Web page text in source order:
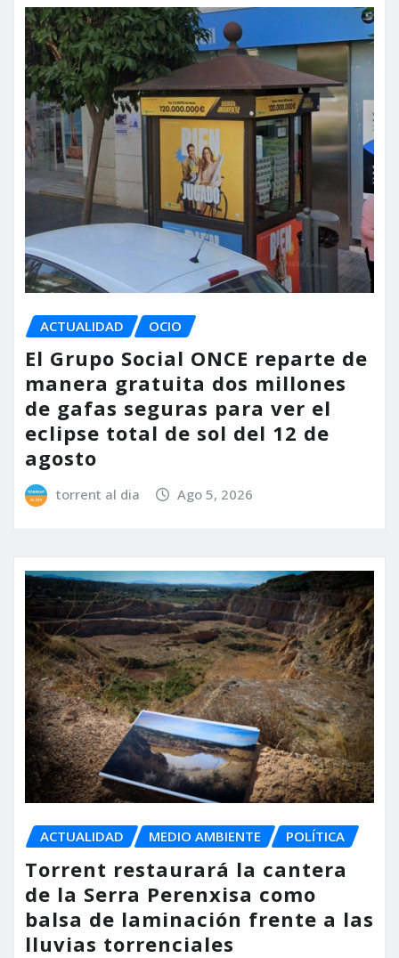
ACTUALIDAD OCIO
El Grupo Social ONCE reparte de
manera gratuita dos millones
de gafas seguras para ver el
eclipse total de sol del 12 de
agosto
torrent al dia Ago 5, 2026
ACTUALIDAD MEDIO AMBIENTE POLÍTICA
Torrent restaurará la cantera
de la Serra Perenxisa como
balsa de laminación frente a las
lluvias torrenciales